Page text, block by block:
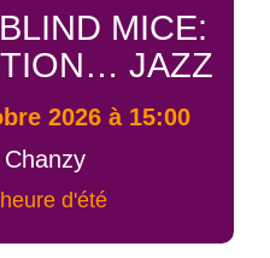
MICE:
JAZZ
2026 à 15:00
d'été